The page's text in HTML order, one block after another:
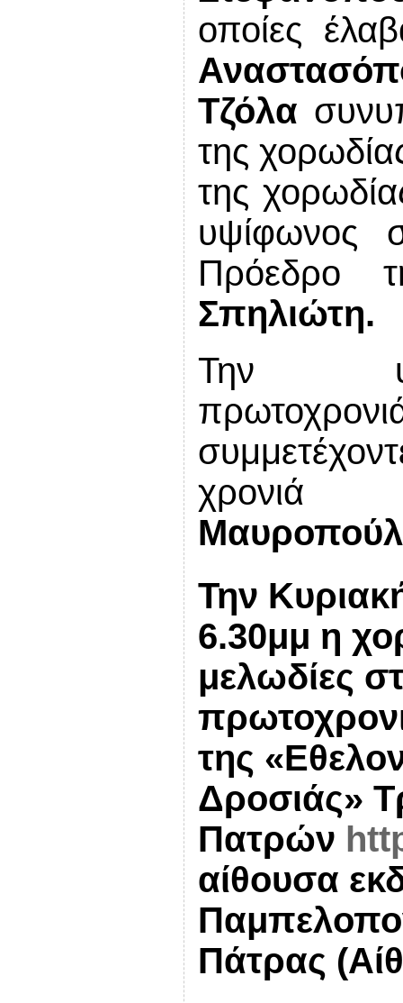
οποίες
Τζόλα
της
της
υψίφωνος
Πρόεδρο
Σπηλιώτη.
Την
Την
6.30μμ η
μελωδίες
της
Δροσιάς»
Πατρών
αίθουσα
Πάτρας